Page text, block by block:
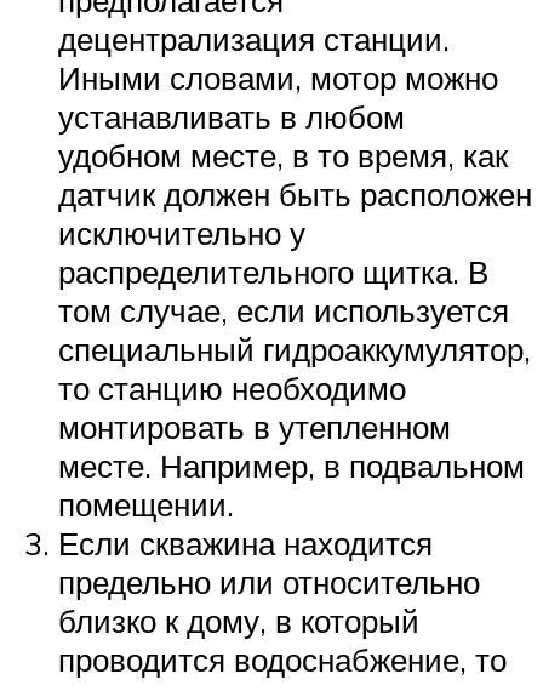
децентрализация станции.
Иными словами, мотор можно
устанавливать в любом
удобном месте, в то время, как
датчик должен быть расположен
исключительно у
распределительного щитка. В
том случае, если используется
специальный гидроаккумулятор,
то станцию необходимо
монтировать в утепленном
месте. Например, в подвальном
помещении.
Если скважина находится
предельно или относительно
близко к дому, в который
проводится водоснабжение, то